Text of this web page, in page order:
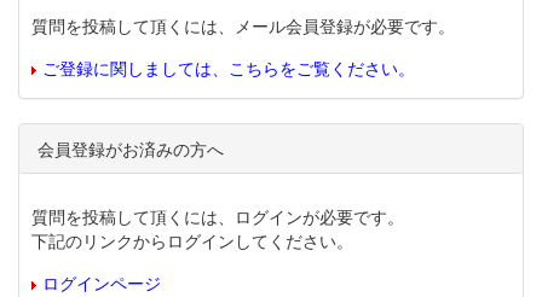
質問を投稿して頂くには、メール会員登録が必要です。
ご登録に関しましては、こちらをご覧ください。
会員登録がお済みの方へ
質問を投稿して頂くには、ログインが必要です。
下記のリンクからログインしてください。
ログインページ